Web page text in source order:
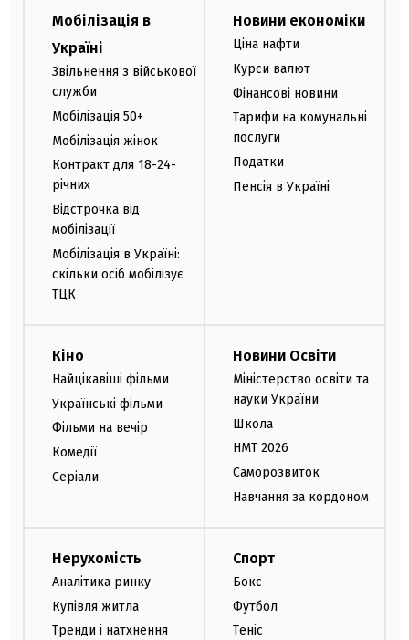
Мобілізація в
Україні
Звільнення з військової
служби
Мобілізація 50+
Мобілізація жінок
Контракт для 18-24-
річних
Відстрочка від
мобілізації
Мобілізація в Україні:
скільки осіб мобілізує
ТЦК
Новини економіки
Ціна нафти
Курси валют
Фінансові новини
Тарифи на комунальні
послуги
Податки
Пенсія в Україні
Кіно
Найцікавіші фільми
Українські фільми
Фільми на вечір
Комедії
Серіали
Новини Освіти
Міністерство освіти та
науки України
Школа
НМТ 2026
Саморозвиток
Навчання за кордоном
Нерухомість
Аналітика ринку
Купівля житла
Тренди і натхнення
Спорт
Бокс
Футбол
Теніс